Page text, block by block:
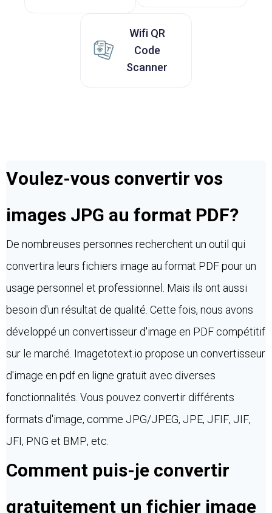
Wifi QR
Code
Scanner
Voulez-vous convertir vos
images JPG au format PDF?
De nombreuses personnes recherchent un outil qui
convertira leurs fichiers image au format PDF pour un
usage personnel et professionnel. Mais ils ont aussi
besoin d'un résultat de qualité. Cette fois, nous avons
développé un convertisseur d'image en PDF compétitif
sur le marché. Imagetotext.io propose un convertisseur
d'image en pdf en ligne gratuit avec diverses
fonctionnalités. Vous pouvez convertir différents
formats d'image, comme JPG/JPEG, JPE, JFIF, JIF,
JFI, PNG et BMP, etc.
Comment puis-je convertir
gratuitement un fichier image